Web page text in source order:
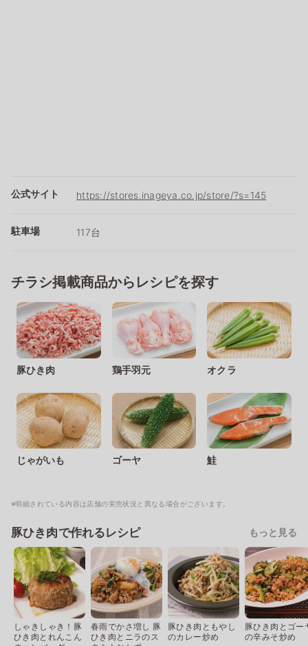
公式サイト https://stores.inageya.co.jp/store/?s=145
駐車場 117台
チラシ掲載商品からレシピを探す
豚ひき肉 鶏手羽元 オクラ
じゃがいも ゴーヤ 鮭
※明細されている内容は店舗の実売状況と異なる場合がございます。
豚ひき肉で作れるレシピ もっと見る
しゃきしゃき！豚
ひき肉とれんこん
春雨でかさ増し 豚
ひき肉とニラのス
豚ひき肉ともやし
のカレー炒め
豚ひき肉とゴー
の辛みそ炒め